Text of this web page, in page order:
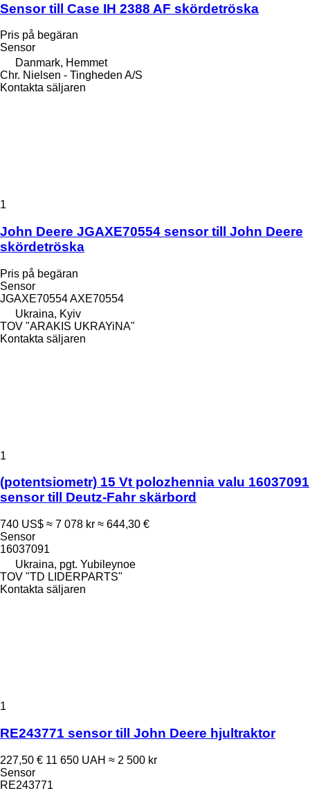
Sensor till Case IH 2388 AF skördetröska
Pris på begäran
Sensor
Danmark, Hemmet
Chr. Nielsen - Tingheden A/S
Kontakta säljaren
1
John Deere JGAXE70554 sensor till John Deere
skördetröska
Pris på begäran
Sensor
JGAXE70554 AXE70554
Ukraina, Kyiv
TOV "ARAKIS UKRAYiNA"
Kontakta säljaren
1
(potentsiometr) 15 Vt polozhennia valu 16037091
sensor till Deutz-Fahr skärbord
740 US$ ≈ 7 078 kr ≈ 644,30 €
Sensor
16037091
Ukraina, pgt. Yubileynoe
TOV "TD LIDERPARTS"
Kontakta säljaren
1
RE243771 sensor till John Deere hjultraktor
227,50 € 11 650 UAH ≈ 2 500 kr
Sensor
RE243771